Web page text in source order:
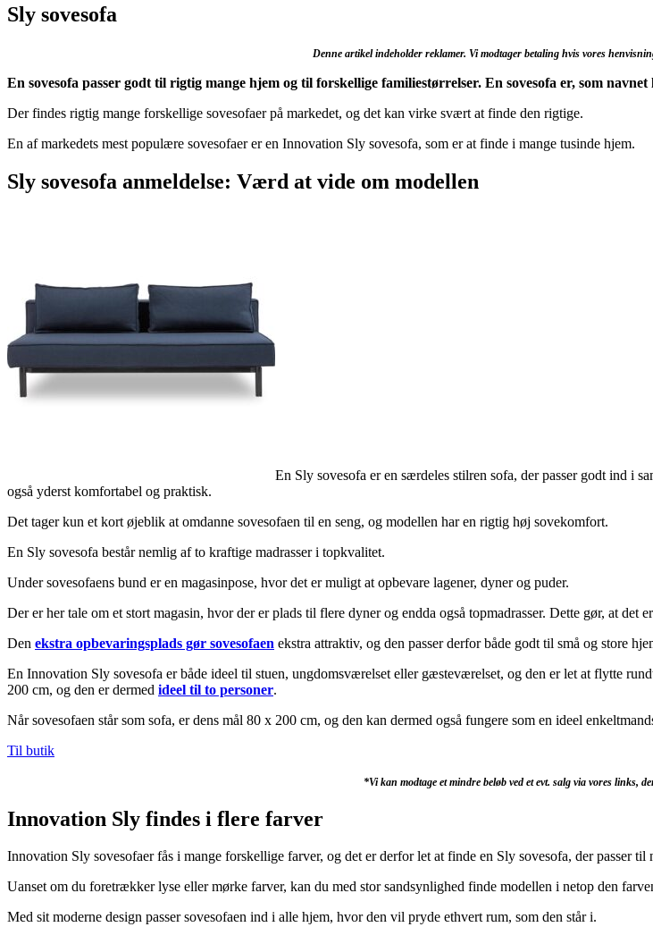
Sly sovesofa
Denne artikel indeholder reklamer. Vi modtager betaling hvis vores
En sovesofa passer godt til rigtig mange hjem og til forskellige familiestørrelser. En sovesofa er, som
Der findes rigtig mange forskellige sovesofaer på markedet, og det kan virke svært at finde den rigtige.
En af markedets mest populære sovesofaer er en Innovation Sly sovesofa, som er at finde i mange tusinde hjem.
Sly sovesofa anmeldelse: Værd at vide om modellen
En Sly sovesofa er en særdeles stilren sofa, der passer godt ind i
også yderst komfortabel og praktisk.
Det tager kun et kort øjeblik at omdanne sovesofaen til en seng, og modellen har en rigtig høj sovekomfort.
En Sly sovesofa består nemlig af to kraftige madrasser i topkvalitet.
Under sovesofaens bund er en magasinpose, hvor det er muligt at opbevare lagener, dyner og puder.
Der er her tale om et stort magasin, hvor der er plads til flere dyner og endda også topmadrasser. Dette gør, at
Den ekstra opbevaringsplads gør sovesofaen ekstra attraktiv, og den passer derfor både godt til små og store
En Innovation Sly sovesofa er både ideel til stuen, ungdomsværelset eller gæsteværelset, og den er let at flytte
200 cm, og den er dermed ideel til to personer.
Når sovesofaen står som sofa, er dens mål 80 x 200 cm, og den kan dermed også fungere som en ideel
Til butik
*Vi kan modtage et mindre beløb ved et evt. salg via vores links,
Innovation Sly findes i flere farver
Innovation Sly sovesofaer fås i mange forskellige farver, og det er derfor let at finde en Sly sovesofa, der passer til
Uanset om du foretrækker lyse eller mørke farver, kan du med stor sandsynlighed finde modellen i netop den
Med sit moderne design passer sovesofaen ind i alle hjem, hvor den vil pryde ethvert rum, som den står i.